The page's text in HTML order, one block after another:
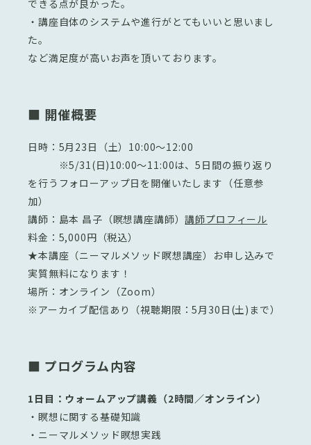
できる点が良かった。
・講座自体のシステムや進行がとてもいいと思いまし
た。
など満足度が高いお声を頂いております。
■ 開催概要
日時：5月23日（土）10:00～12:00
※5/31(日)10:00〜11:00は、5日間の振り返り
を行うフォローアップ日を開催いたします（任意参
加）
講師：島本 昌子（瞑想講座講師）講師プロフィール
料金：5,000円（税込）
★本講座（ニーマルメソッド瞑想講座）お申し込みで
実質無料になります！
場所：オンライン（Zoom）
※アーカイブ配信あり（視聴期限：5月30日(土)まで）
■ プログラム内容
1日目：ウォームアップ講義（2時間／オンライン）
・瞑想に関する基礎知識
・ニーマルメソッド瞑想実践